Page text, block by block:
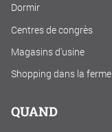
Dormir
Centres de congrès
Magasins d'usine
Shopping dans la ferme
QUAND